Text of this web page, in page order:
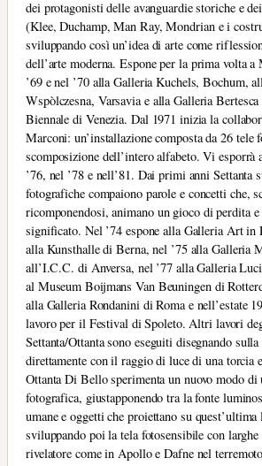
dei protagonisti delle avanguardie storiche e
(Klee, Duchamp, Man Ray, Mondrian e i
sviluppando così un’idea di arte come
dell’arte moderna. Espone per la prima volta
’69 e nel ’70 alla Galleria Kuchels, Bochum,
Wspòlczesna, Varsavia e alla Galleria
Biennale di Venezia. Dal 1971 inizia la
Marconi: un’installazione composta da 26 tele
scomposizione dell’intero alfabeto. Vi esporrà
’76, nel ’78 e nell’81. Dai primi anni Settanta
fotografiche compaiono parole e concetti che,
ricomponendosi, animano un gioco di perdita
significato. Nel ’74 espone alla Galleria Art in
alla Kunsthalle di Berna, nel ’75 alla Galleria
all’I.C.C. di Anversa, nel ’77 alla Galleria
al Museum Boijmans Van Beuningen di
alla Galleria Rondanini di Roma e nell’estate
lavoro per il Festival di Spoleto. Altri lavori
Settanta/Ottanta sono eseguiti disegnando
direttamente con il raggio di luce di una torcia
Ottanta Di Bello sperimenta un nuovo modo di
fotografica, giustapponendo tra la fonte
umane e oggetti che proiettano su
sviluppando poi la tela fotosensibile con larghe
rivelatore come in Apollo e Dafne nel